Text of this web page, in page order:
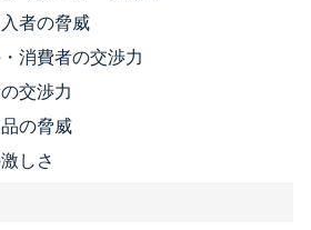
者の脅威
消費者の交渉力
交渉力
の脅威
しさ